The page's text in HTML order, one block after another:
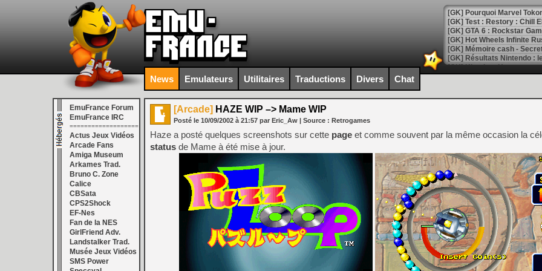
[GK] Pourquoi Marvel
[GK] Test : Restory : Chill
[GK] GTA 6 : Rockstar
[GK] Hot Wheels Infinite
[GK] Mémoire cash -
[GK] Résultats Nintendo :
[GK] Déjà des
[Mo5] Brickboy cherche à
[GK] Minecraft et ses «
[GK] Beast of
[GK] Ubisoft : fin de partie
[GK] Mémoire cash -
[GK] Dan Houser (GTA)
[GK] Comment EA Sports
[GK] Crimson Moon : un
[GK] Isle of Reveries : le
[GK] Moonlighter 2 : The
[GK] Capcom relance
[Mo5] Deux inédits du
[GK] Le beat'em up The
[GK] Endless Legend 2 :
News Emulateurs Utilitaires Traductions Divers Chat
EmuFrance Forum
EmuFrance IRC
===================
Actus Jeux Vidéos
Arcade Fans
Amiga Museum
Arkames Trad.
Bruno C. Zone
Calice
CBSata
CPS2Shock
EF-Nes
Fan de la NES
GirlFriend Adv.
Landstalker Trad.
Musée Jeux Vidéos
SMS Power
[Arcade] HAZE WIP –> Mame WIP
Posté le 10/09/2002 à 21:57 par Eric_Aw | Source : Retrogames
Haze a posté quelques screenshots sur cette page et comme souvent par la même occasion la
status de Mame à été mise à jour.